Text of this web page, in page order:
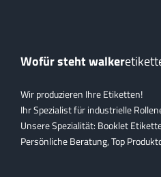
Wofür steht walker
Wir produzieren Ihre Etiketten!
Ihr Spezialist für industrielle
Unsere Spezialität: Booklet
Persönliche Beratung, Top